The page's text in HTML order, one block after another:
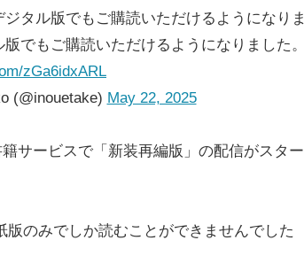
タル版でもご購読いただけるようになりま
でもご購読いただけるようになりました。
zGa6idxARL
(@inouetake) May 22, 2025
サービスで「新装再編版」の配信がスター
のみでしか読むことができませんでした